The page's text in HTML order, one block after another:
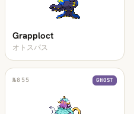
Grapploct
オトスパス
№855 GHOST